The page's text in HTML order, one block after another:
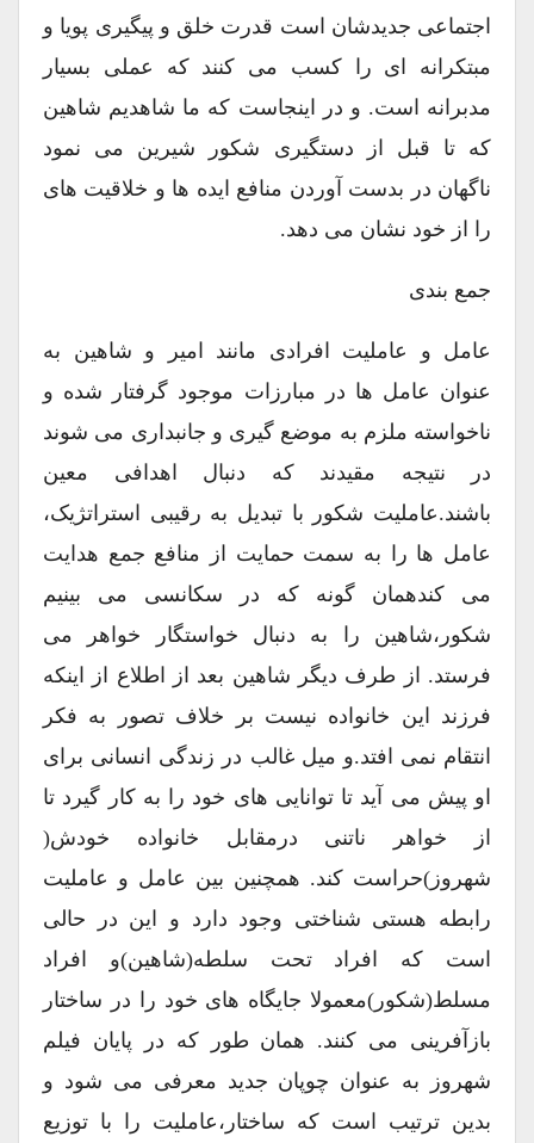
اجتماعی جدیدشان است قدرت خلق و پیگیری پویا و
مبتکرانه ای را کسب می کنند که عملی بسیار
مدبرانه است. و در اینجاست که ما شاهدیم شاهین
که تا قبل از دستگیری شکور شیرین می نمود
ناگهان در بدست آوردن منافع ایده ها و خلاقیت های
را از خود نشان می دهد.
جمع بندی
عامل و عاملیت افرادی مانند امیر و شاهین به
عنوان عامل ها در مبارزات موجود گرفتار شده و
ناخواسته ملزم به موضع گیری و جانبداری می شوند
در نتیجه مقیدند که دنبال اهدافی معین
باشند.عاملیت شکور با تبدیل به رقیبی استراتژیک،
عامل ها را به سمت حمایت از منافع جمع هدایت
می کندهمان گونه که در سکانسی می بینیم
شکور،شاهین را به دنبال خواستگار خواهر می
فرستد. از طرف دیگر شاهین بعد از اطلاع از اینکه
فرزند این خانواده نیست بر خلاف تصور به فکر
انتقام نمی افتد.و میل غالب در زندگی انسانی برای
او پیش می آید تا توانایی های خود را به کار گیرد تا
از خواهر ناتنی درمقابل خانواده خودش(
شهروز)حراست کند. همچنین بین عامل و عاملیت
رابطه هستی شناختی وجود دارد و این در حالی
است که افراد تحت سلطه(شاهین)و افراد
مسلط(شکور)معمولا جایگاه های خود را در ساختار
بازآفرینی می کنند. همان طور که در پایان فیلم
شهروز به عنوان چوپان جدید معرفی می شود و
بدین ترتیب است که ساختار،عاملیت را با توزیع